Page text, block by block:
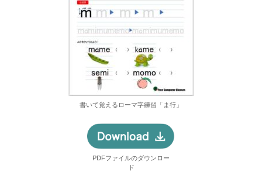
書いて覚えるローマ字練習「ま行」
PDFファイルのダウンロー
ド